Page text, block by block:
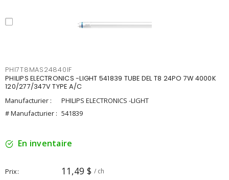
PHI7T8MAS24840IF
PHILIPS ELECTRONICS -LIGHT 541839 TUBE DEL T8 24PO 7W 4000K
120/277/347V TYPE A/C
Manufacturier :
PHILIPS ELECTRONICS -LIGHT
# Manufacturier : 541839
En inventaire
Prix 11,49 $ / ch